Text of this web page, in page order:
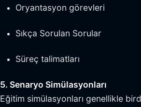
Oryantasyon görevleri
Sıkça Sorulan Sorular
Süreç talimatları
5. Senaryo Simülasyonları
Eğitim simülasyonları genellikle